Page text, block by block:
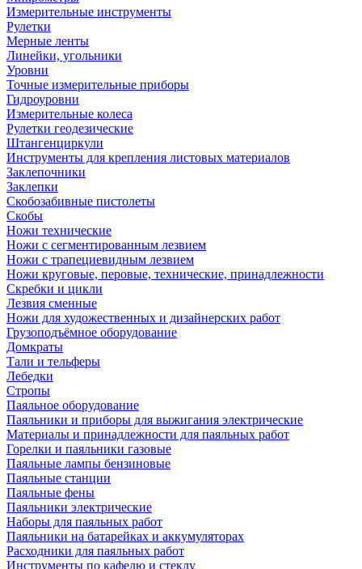
Измерительные инструменты
Рулетки
Мерные ленты
Линейки, угольники
Уровни
Точные измерительные приборы
Гидроуровни
Измерительные колеса
Рулетки геодезические
Штангенциркули
Инструменты для крепления листовых материалов
Заклепочники
Заклепки
Скобозабивные пистолеты
Скобы
Ножи технические
Ножи с сегментированным лезвием
Ножи с трапециевидным лезвием
Ножи круговые, перовые, технические, принадлежности
Скребки и цикли
Лезвия сменные
Ножи для художественных и дизайнерских работ
Грузоподъёмное оборудование
Домкраты
Тали и тельферы
Лебедки
Стропы
Паяльное оборудование
Паяльники и приборы для выжигания электрические
Материалы и принадлежности для паяльных работ
Горелки и паяльники газовые
Паяльные лампы бензиновые
Паяльные станции
Паяльные фены
Паяльники электрические
Наборы для паяльных работ
Паяльники на батарейках и аккумуляторах
Расходники для паяльных работ
Инструменты по кафелю и стеклу